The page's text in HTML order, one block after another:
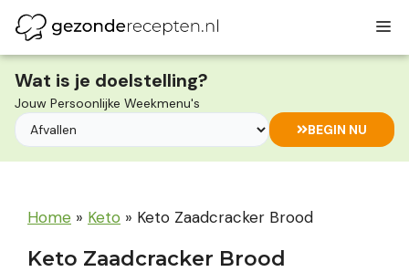
naar
de
inhoud
Wat is je doelstelling?
Jouw Persoonlijke Weekmenu's
BEGIN NU
Home » Keto » Keto Zaadcracker Brood
Keto Zaadcracker Brood